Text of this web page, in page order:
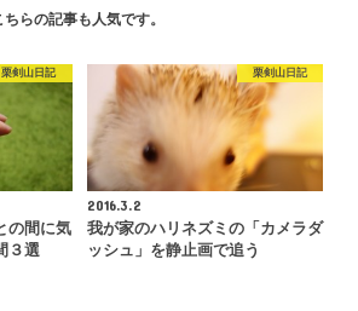
ちらの記事も人気です。
栗剣山日記
の間に気
３選
栗剣山日記
2016.3.2
我が家のハリネズミの「カメラダ
ッシュ」を静止画で追う